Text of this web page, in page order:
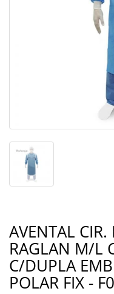
AVENTAL CIR.
RAGLAN M/L
C/DUPLA
POLAR FIX -